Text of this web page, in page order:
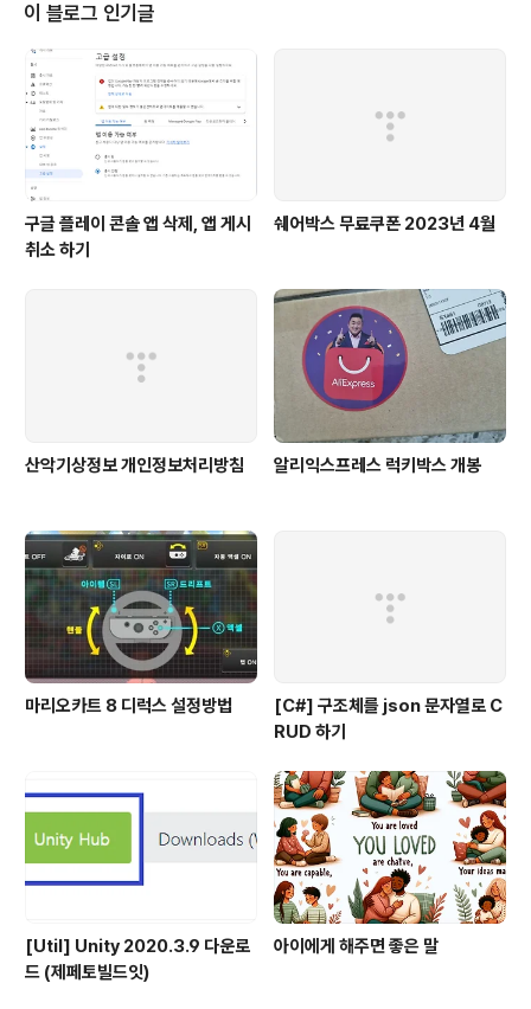
이 블로그 인기글
구글 플레이 콘솔 앱 삭제, 앱 게시
취소 하기
쉐어박스 무료쿠폰 2023년 4월
산악기상정보 개인정보처리방침 알리익스프레스 럭키박스 개봉
마리오카트 8 디럭스 설정방법
[C#] 구조체를 json 문자열로 C
RUD 하기
[Util] Unity 2020.3.9 다운로
드 (제페토빌드잇)
아이에게 해주면 좋은 말